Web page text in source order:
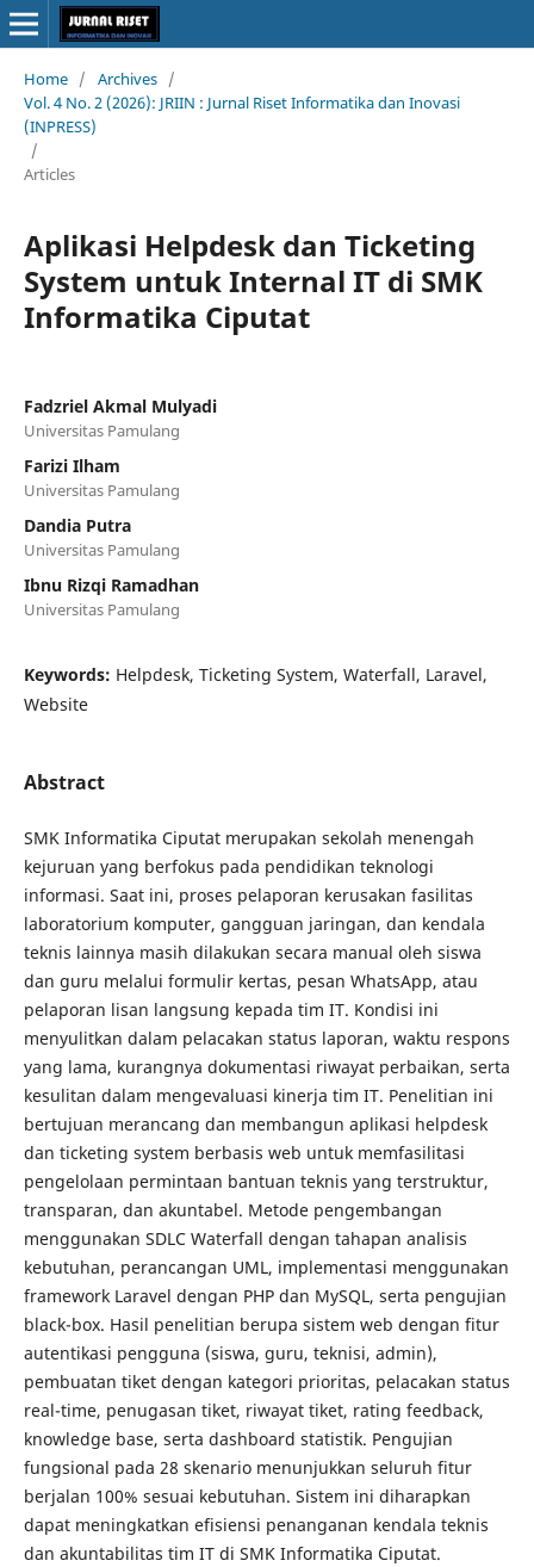
Home / Archives /
Vol. 4 No. 2 (2026): JRIIN : Jurnal Riset Informatika dan Inovasi
(INPRESS)
/
Articles
Aplikasi Helpdesk dan Ticketing
System untuk Internal IT di SMK
Informatika Ciputat
Fadzriel Akmal Mulyadi
Universitas Pamulang
Farizi Ilham
Universitas Pamulang
Dandia Putra
Universitas Pamulang
Ibnu Rizqi Ramadhan
Universitas Pamulang
Keywords: Helpdesk, Ticketing System, Waterfall, Laravel,
Website
Abstract
SMK Informatika Ciputat merupakan sekolah menengah
kejuruan yang berfokus pada pendidikan teknologi
informasi. Saat ini, proses pelaporan kerusakan fasilitas
laboratorium komputer, gangguan jaringan, dan kendala
teknis lainnya masih dilakukan secara manual oleh siswa
dan guru melalui formulir kertas, pesan WhatsApp, atau
pelaporan lisan langsung kepada tim IT. Kondisi ini
menyulitkan dalam pelacakan status laporan, waktu respons
yang lama, kurangnya dokumentasi riwayat perbaikan, serta
kesulitan dalam mengevaluasi kinerja tim IT. Penelitian ini
bertujuan merancang dan membangun aplikasi helpdesk
dan ticketing system berbasis web untuk memfasilitasi
pengelolaan permintaan bantuan teknis yang terstruktur,
transparan, dan akuntabel. Metode pengembangan
menggunakan SDLC Waterfall dengan tahapan analisis
kebutuhan, perancangan UML, implementasi menggunakan
framework Laravel dengan PHP dan MySQL, serta pengujian
black-box. Hasil penelitian berupa sistem web dengan fitur
autentikasi pengguna (siswa, guru, teknisi, admin),
pembuatan tiket dengan kategori prioritas, pelacakan status
real-time, penugasan tiket, riwayat tiket, rating feedback,
knowledge base, serta dashboard statistik. Pengujian
fungsional pada 28 skenario menunjukkan seluruh fitur
berjalan 100% sesuai kebutuhan. Sistem ini diharapkan
dapat meningkatkan efisiensi penanganan kendala teknis
dan akuntabilitas tim IT di SMK Informatika Ciputat.